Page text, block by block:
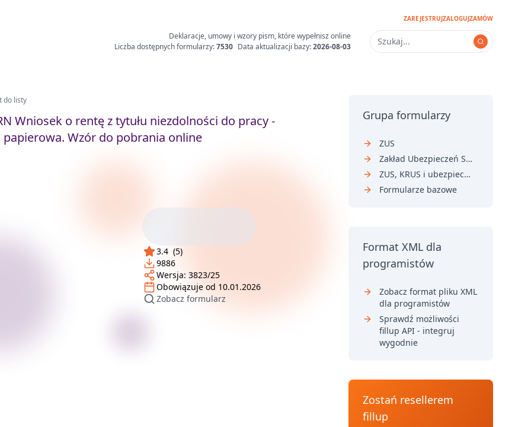
ZAREJESTRUJZALOGUJZAMÓW
Deklaracje, umowy i wzory pism, które wypełnisz online
Liczba dostępnych formularzy:7530 Data aktualizacji bazy:2026-08-03
do listy
Wniosek o rentę z tytułu niezdolności do pracy -
papierowa. Wzór do pobrania online
3.4 (5)
9886
Wersja: 3823/25
Obowiązuje od 10.01.2026
Zobacz formularz
Grupa formularzy
ZUS
Zakład Ubezpieczeń Społecznych
ZUS, KRUS i ubezpieczenia
Formularze bazowe
Format XML dla
programistów
Zobacz format pliku XML
dla programistów
Sprawdź możliwości
fillup API - integruj
wygodnie
Zostań resellerem
fillup